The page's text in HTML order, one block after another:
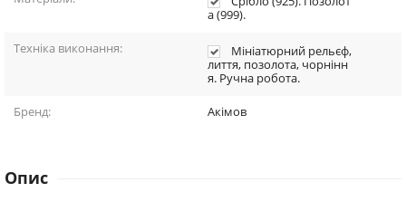
а (999).
Техніка виконання:
Мініатюрний рельєф,
лиття, позолота, чорнінн
я. Ручна робота.
Бренд: Акімов
Опис